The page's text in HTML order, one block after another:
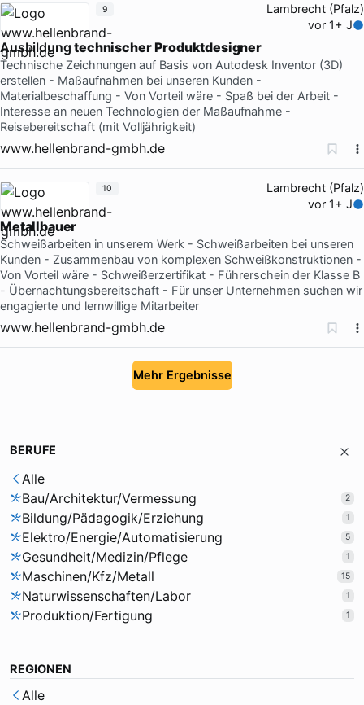
Lambrecht (Pfalz)
vor 1+ J
AusbildungtechnischerProduktdesigner
Technische Zeichnungen auf Basis von Autodesk Inventor (3D)
erstellen - Maßaufnahmen bei unseren Kunden -
Materialbeschaffung - Von Vorteil wäre - Spaß bei der Arbeit -
Interesse an neuen Technologien der Maßaufnahme -
Reisebereitschaft (mit Volljährigkeit)
www.hellenbrand-gmbh.de
9
Lambrecht (Pfalz)
vor 1+ J
Metallbauer
Schweißarbeiten in unserem Werk - Schweißarbeiten bei unseren
Kunden - Zusammenbau von komplexen Schweißkonstruktionen -
Von Vorteil wäre - Schweißerzertifikat - Führerschein der Klasse B
- Übernachtungsbereitschaft - Für unser Unternehmen suchen wir
engagierte und lernwillige Mitarbeiter
www.hellenbrand-gmbh.de
10
Mehr Ergebnisse
BERUFE
Alle
Bau/Architektur/Vermessung
2
Bildung/Pädagogik/Erziehung 1
Elektro/Energie/Automatisierung 5
Gesundheit/Medizin/Pflege 1
Maschinen/Kfz/Metall 15
Naturwissenschaften/Labor 1
Produktion/Fertigung 1
REGIONEN
Alle